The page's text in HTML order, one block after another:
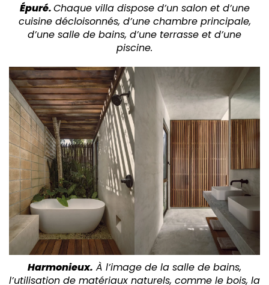
Épuré.Chaque villa dispose d’un salon et d’une
cuisine décloisonnés, d’une chambre principale,
d’une salle de bains, d’une terrasse et d’une
piscine.
Harmonieux. À l’image de la salle de bains,
l’utilisation de matériaux naturels, comme le bois, la